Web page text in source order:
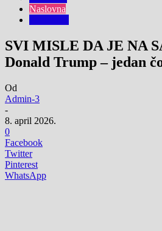
Naslovna
SVI MISLE DA JE NA
Donald Trump – jedan
Od
Admin-3
-
8. april 2026.
0
Facebook
Twitter
Pinterest
WhatsApp